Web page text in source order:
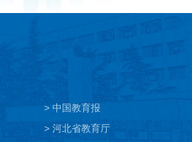
> 中国教育报
> 河北省教育厅